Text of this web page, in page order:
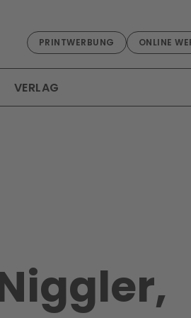
PRINTWERBUNG ONLINE
VERLAG